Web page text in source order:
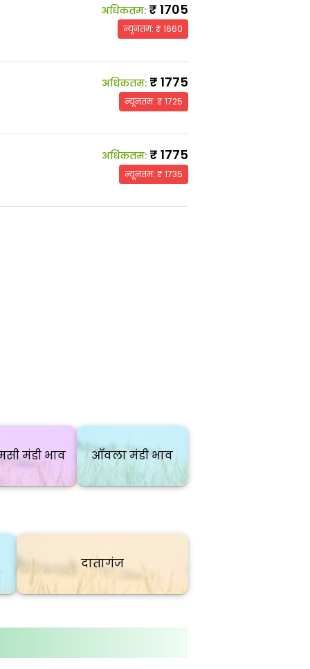
अधिकतम: ₹ 1705
न्यूनतम: ₹1660
अधिकतम: ₹ 1775
न्यूनतम: ₹1725
अधिकतम: ₹ 1775
न्यूनतम: ₹1735
मंडी भाव आँवला मंडी भाव
दातागंज